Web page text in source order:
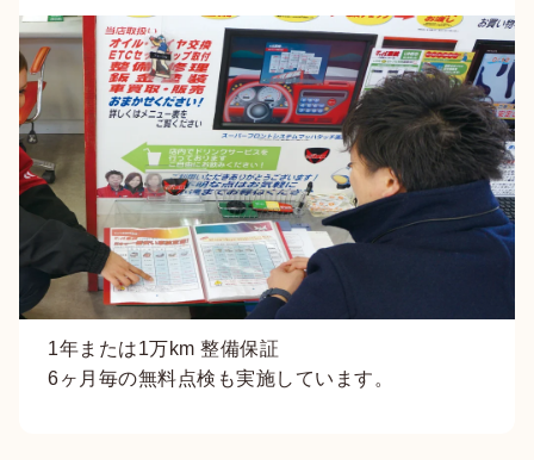
1年または1万km 整備保証
6ヶ月毎の無料点検も実施しています。